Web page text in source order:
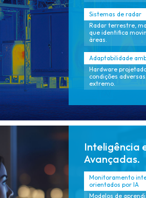
Sistemas de radar
Radar terrestre,
que identifica
áreas.
Adaptabilidade
Hardware
condições
extremo.
Inteligência
Avançadas.
Monitoramento
orientados por IA
Modelos de